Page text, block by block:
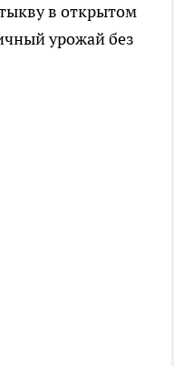
в открытом
урожай без